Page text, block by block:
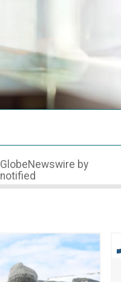
GlobeNewswire by
notified